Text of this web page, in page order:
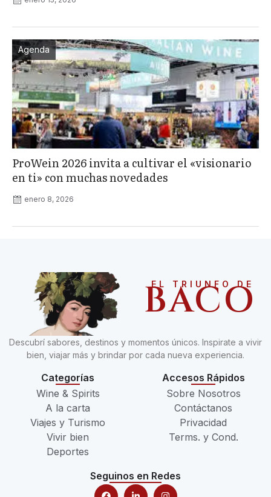
Agenda
ProWein 2026 invita a cultivar el «visionario
en ti» con muchas novedades
enero 8, 2026
EL TRIUNFO DE
BACO
Descubrí sabores, destinos y momentos únicos. Inspirate a vivir
bien, viajar más y brindar por cada nueva experiencia.
Categorías
Wine & Spirits
A la carta
Viajes y Turismo
Vivir bien
Deportes
Accesos Rápidos
Sobre Nosotros
Contáctanos
Privacidad
Terms. y Cond.
Seguinos en Redes